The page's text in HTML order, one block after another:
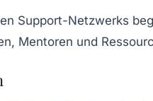
Support-Netzwerks
, Mentoren und